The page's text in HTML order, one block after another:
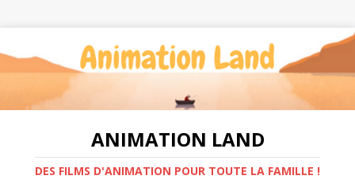
ANIMATION LAND
DES FILMS D'ANIMATION POUR TOUTE LA FAMILLE !